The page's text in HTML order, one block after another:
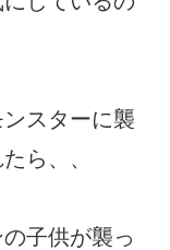
スターに襲
ら、、
子供が襲っ